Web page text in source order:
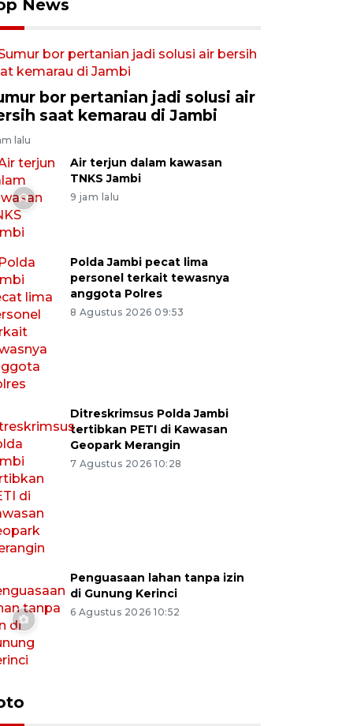
News
bor pertanian jadi solusi air
saat kemarau di Jambi
lalu
Air terjun dalam kawasan
TNKS Jambi
9 jam lalu
Polda Jambi pecat lima
personel terkait tewasnya
anggota Polres
8 Agustus 2026 09:53
Ditreskrimsus Polda Jambi
tertibkan PETI di Kawasan
Geopark Merangin
7 Agustus 2026 10:28
Penguasaan lahan tanpa izin
di Gunung Kerinci
6 Agustus 2026 10:52